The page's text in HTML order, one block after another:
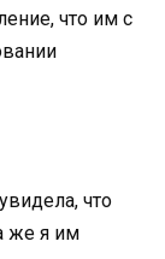
что им с
что
же я им